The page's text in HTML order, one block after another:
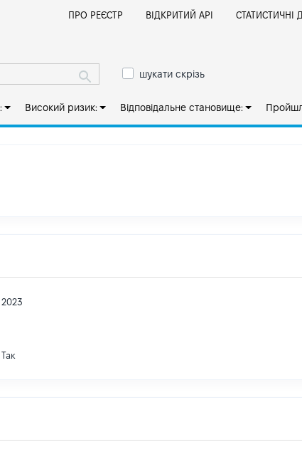
ПРО РЕЄСТР ВІДКРИТИЙ АРІ СТАТИСТИЧНІ
шукати скрізь
Високий ризик: Відповідальне становище:
2023
Так